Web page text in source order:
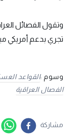
وتقول الفصائل
تجري بدعم أمريكي
وسوم :القواعد
الفصال العراقية
مشاركة